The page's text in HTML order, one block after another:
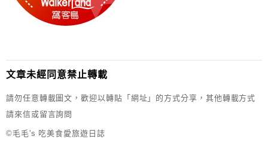
文章未經同意禁止轉載
請勿任意轉載圖文，歡迎以轉貼「網址」的方式分享，其他轉載方式
請來信或留言詢問
©毛毛's 吃美食愛旅遊日誌